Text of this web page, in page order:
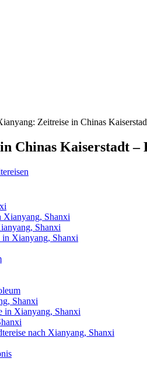
Zeitreise in Chinas
Chinas Kaiserstadt –
Xianyang, Shanxi
Shanxi
in Xianyang, Shanxi
Shanxi
in Xianyang, Shanxi
nach Xianyang, Shanxi